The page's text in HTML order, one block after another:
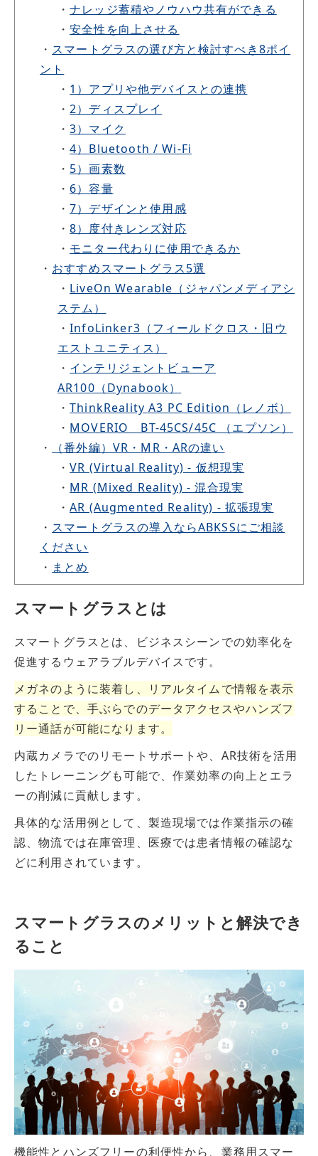
・ナレッジ蓄積やノウハウ共有ができる
・安全性を向上させる
・ スマートグラスの選び方と検討すべき8ポイ
ント
・ 1）アプリや他デバイスとの連携
・2）ディスプレイ
・3）マイク
・4）Bluetooth / Wi-Fi
・ 5）画素数
・ 6）容量
・7）デザインと使用感
・8）度付きレンズ対応
・ モニター代わりに使用できるか
・ おすすめスマートグラス5選
・ LiveOn Wearable（ジャパンメディアシ
ステム）
・InfoLinker3（フィールドクロス・旧ウ
エストユニティス）
・ インテリジェントビューア
AR100（Dynabook）
・ThinkReality A3 PC Edition（レノボ）
・ MOVERIO BT-45CS/45C （エプソン）
・
（番外編）VR・MR・ARの違い
・VR (Virtual Reality) - 仮想現実
・ MR (Mixed Reality) - 混合現実
・AR (Augmented Reality) - 拡張現実
・ スマートグラスの導入ならABKSSにご相談
ください
・ まとめ
スマートグラスとは
スマートグラスとは、ビジネスシーンでの効率化を
促進するウェアラブルデバイスです。
メガネのように装着し、リアルタイムで情報を表示
することで、手ぶらでのデータアクセスやハンズフ
リー通話が可能になります。
内蔵カメラでのリモートサポートや、AR技術を活用
したトレーニングも可能で、作業効率の向上とエラ
ーの削減に貢献します。
具体的な活用例として、製造現場では作業指示の確
認、物流では在庫管理、医療では患者情報の確認な
どに利用されています。
スマートグラスのメリットと解決でき
ること
機能性とハンズフリーの利便性から、業務用スマー